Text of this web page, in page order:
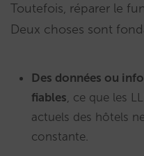
Toutefois, réparer le
Deux choses sont
Des données ou
fiables, ce que les
actuels des hôtels
constante.